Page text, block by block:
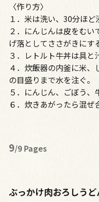
〈作り方〉
１．米は洗い、30分ほど
２．にんじんは皮をむ
げ落としてささがきにす
３．レトルト牛丼は具と
４．炊飯器の内釜に米
の目盛りまで水を注ぐ。
５．にんじん、ごぼう、
６．炊きあがったら混ぜ
9/9 Pages
ぶっかけ肉おろしうど